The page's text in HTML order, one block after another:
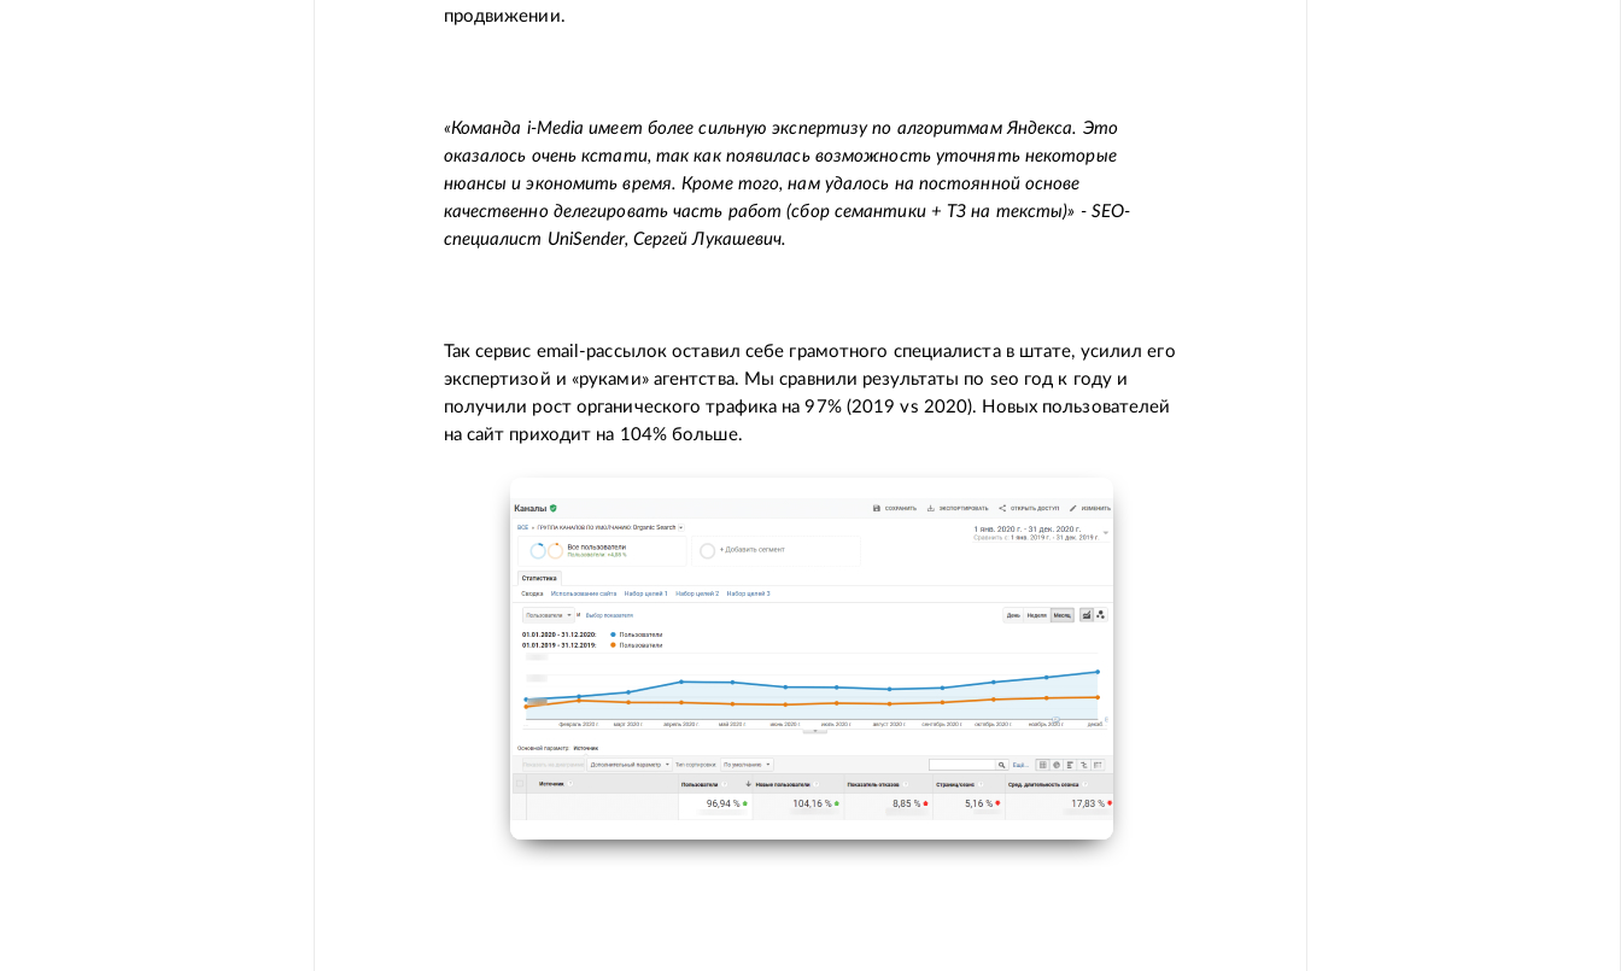
продвижении.
«Команда i-Media имеет более сильную экспертизу по алгоритмам Яндекса. Это
оказалось очень кстати, так как появилась возможность уточнять некоторые
нюансы и экономить время. Кроме того, нам удалось на постоянной основе
качественно делегировать часть работ (сбор семантики + ТЗ на тексты)» - SEO-
специалист UniSender, Сергей Лукашевич.
Так сервис email-рассылок оставил себе грамотного специалиста в штате, усилил его
экспертизой и «руками» агентства. Мы сравнили результаты по seo год к году и
получили рост органического трафика на 97% (2019 vs 2020). Новых пользователей
на сайт приходит на 104% больше.